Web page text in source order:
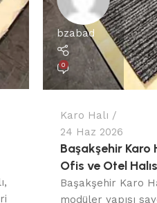
bzabad
0
Karo Halı
24 Haz 2026
Başakşehir Karo
Ofis ve Otel
Başakşehir Karo
modüler yapısı